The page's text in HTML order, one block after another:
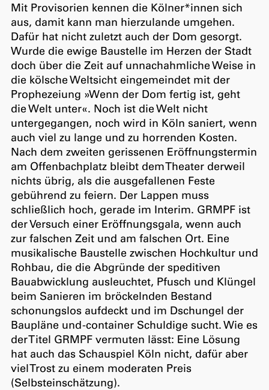
Mit Provisorien kennen die Kölner*innen sich
aus, damit kann man hierzulande umgehen.
Dafür hat nicht zuletzt auch der Dom gesorgt.
Wurde die ewige Baustelle im Herzen der Stadt
doch über die Zeit auf unnachahmliche Weise in
die kölsche Weltsicht eingemeindet mit der
Prophezeiung »Wenn der Dom fertig ist, geht
die Welt unter«. Noch ist die Welt nicht
untergegangen, noch wird in Köln saniert, wenn
auch viel zu lange und zu horrenden Kosten.
Nach dem zweiten gerissenen Eröffnungstermin
am Offenbachplatz bleibt dem Theater derweil
nichts übrig, als die ausgefallenen Feste
gebührend zu feiern. Der Lappen muss
schließlich hoch, gerade im Interim. GRMPF ist
der Versuch einer Eröffnungsgala, wenn auch
zur falschen Zeit und am falschen Ort. Eine
musikalische Baustelle zwischen Hochkultur und
Rohbau, die die Abgründe der speditiven
Bauabwicklung ausleuchtet, Pfusch und Klüngel
beim Sanieren im bröckelnden Bestand
schonungslos aufdeckt und im Dschungel der
Baupläne und -container Schuldige sucht. Wie es
der Titel GRMPF vermuten lässt: Eine Lösung
hat auch das Schauspiel Köln nicht, dafür aber
viel Trost zu einem moderaten Preis
(Selbsteinschätzung).